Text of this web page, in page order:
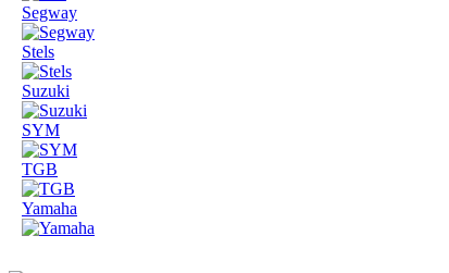
Segway
Stels
Suzuki
SYM
TGB
Yamaha